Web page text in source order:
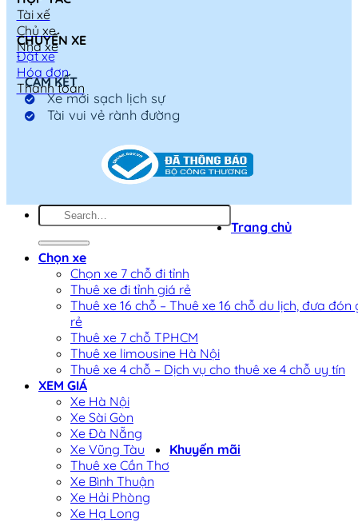
Tài xế
Chủ xe
Nhà xe
CHUYẾN XE
Đặt xe
Hóa đơn
Thanh toán
CAM KẾT
Xe mới sạch lịch sự
Tài vui vẻ rành đường
Trang chủ
Chọn xe
Chọn xe 7 chỗ đi tỉnh
Thuê xe đi tỉnh giá rẻ
Thuê xe 16 chỗ – Thuê xe 16 chỗ du lịch, đưa đón
rẻ
Thuê xe 7 chỗ TPHCM
Thuê xe limousine Hà Nội
Thuê xe 4 chỗ – Dịch vụ cho thuê xe 4 chỗ uy tín
XEM GIÁ
Xe Hà Nội
Xe Sài Gòn
Xe Đà Nẵng
Xe Vũng Tàu
Thuê xe Cần Thơ
Xe Bình Thuận
Xe Hải Phòng
Xe Hạ Long
Khuyến mãi